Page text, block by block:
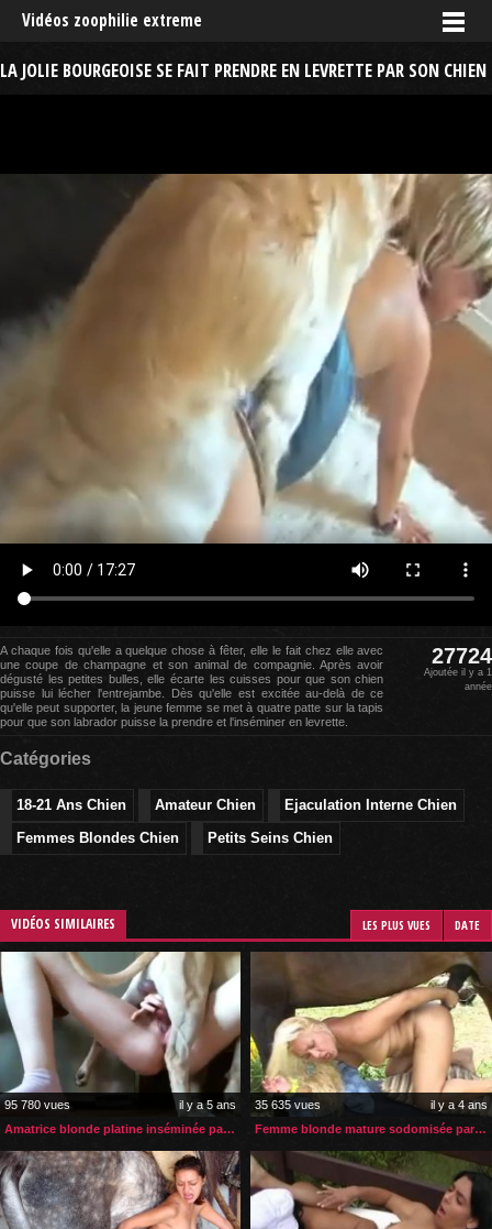
Vidéos zoophilie extreme
LA JOLIE BOURGEOISE SE FAIT PRENDRE EN LEVRETTE PAR SON CHIEN
A chaque fois qu'elle a quelque chose à fêter, elle le fait chez elle avec
une coupe de champagne et son animal de compagnie. Après avoir
dégusté les petites bulles, elle écarte les cuisses pour que son chien
puisse lui lécher l'entrejambe. Dès qu'elle est excitée au-delà de ce
qu'elle peut supporter, la jeune femme se met à quatre patte sur la tapis
pour que son labrador puisse la prendre et l'inséminer en levrette.
27724
Ajoutée il y a 1
année
Catégories
18-21 Ans Chien Amateur Chien
Ejaculation Interne Chien
Femmes Blondes Chien
Petits Seins Chien
VIDÉOS SIMILAIRES LES PLUS VUES DATE
95 780 vues
il y a 5 ans
Amatrice blonde platine inséminée par ses deux chiens
35 635 vues
il y a 4 ans
Femme blonde mature sodomisée par son cheval dans son jardin